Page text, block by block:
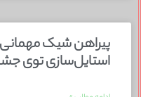
استایل‌سازی توی